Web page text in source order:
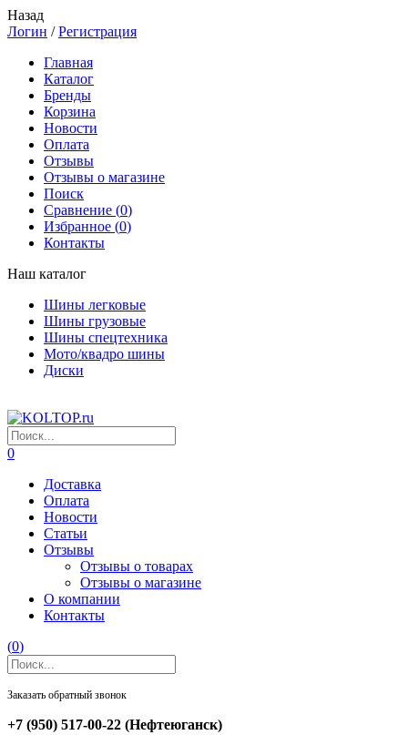
Назад
Логин /Регистрация
Главная
Каталог
Бренды
Корзина
Новости
Оплата
Отзывы
Отзывы о магазине
Поиск
Сравнение (0)
Избранное (0)
Контакты
Наш каталог
Шины легковые
Шины грузовые
Шины спецтехника
Мото/квадро шины
Диски
0
Доставка
Оплата
Новости
Статьи
Отзывы
Отзывы о товарах
Отзывы о магазине
О компании
Контакты
(0)
Заказать обратный звонок
+7 (950) 517-00-22 (Нефтеюганск)